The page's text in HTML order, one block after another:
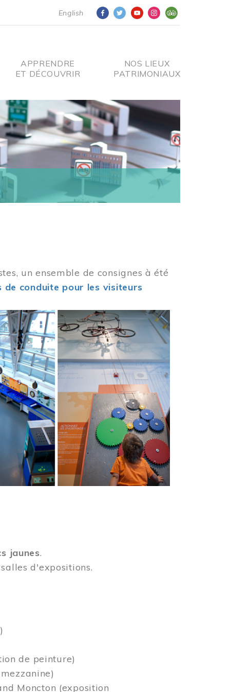
English
APPRENDRE
ET DÉCOUVRIR
NOS LIEUX
PATRIMONIAUX
un ensemble de consignes à été
de conduite pour les visiteurs
jaunes.
d'expositions.
de peinture)
Moncton (exposition